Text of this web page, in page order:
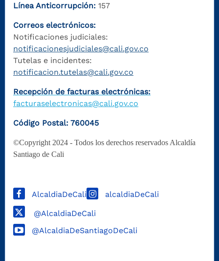
Línea Anticorrupción: 157
Correos electrónicos:
Notificaciones judiciales:
notificacionesjudiciales@cali.gov.co
Tutelas e incidentes:
notificacion.tutelas@cali.gov.co
Recepción de facturas electrónicas:
facturaselectronicas@cali.gov.co
Código Postal: 760045
©Copyright 2024 - Todos los derechos reservados Alcaldía
Santiago de Cali
AlcaldiaDeCali alcaldiaDeCali
@AlcaldiaDeCali
@AlcaldiaDeSantiagoDeCali